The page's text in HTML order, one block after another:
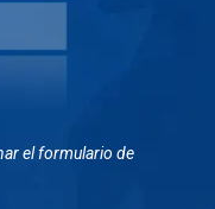
el formulario de